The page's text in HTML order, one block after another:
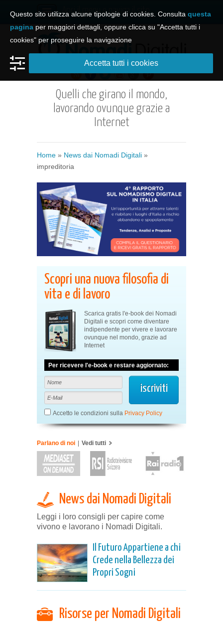
Apri il menu e naviga il sito
Quelli che girano il mondo,
lavorando ovunque grazie a
Internet
Home » News dai Nomadi Digitali »
impreditoria
Scopri una nuova filosofia di
vita e di lavoro
Scarica gratis l'e-book dei Nomadi
Digitali e scopri come diventare
indipendente per vivere e lavorare
ovunque nel mondo, grazie ad
Internet
Per ricevere l'e-book e restare aggiornato:
Accetto le condizioni sulla Privacy Policy
Parlano di noi | Vedi tutti
News dai Nomadi Digitali
Leggi i loro consigli per capire come
vivono e lavorano i Nomadi Digitali.
Il Futuro Appartiene a chi
Crede nella Bellezza dei
Propri Sogni
Risorse per Nomadi Digitali
Questo sito utilizza alcune tipologie di cookies. Consulta questa
pagina per maggiori dettagli, oppure clicca su "Accetta tutti i
cookies" per proseguire la navigazione
Accetta tutti i cookies